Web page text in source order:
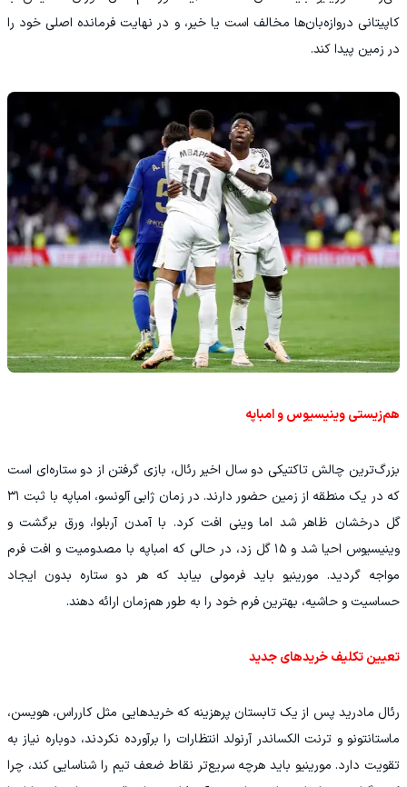
کاپیتانی دروازه‌بان‌ها مخالف است یا خیر، و در نهایت فرمانده اصلی خود را
در زمین پیدا کند.
هم‌زیستی وینیسیوس و امباپه
بزرگ‌ترین چالش تاکتیکی دو سال اخیر رئال، بازی گرفتن از دو ستاره‌ای است
که در یک منطقه از زمین حضور دارند. در زمان ژابی آلونسو، امباپه با ثبت ۳۱
گل درخشان ظاهر شد اما وینی افت کرد. با آمدن آربلوا، ورق برگشت و
وینیسیوس احیا شد و ۱۵ گل زد، در حالی که امباپه با مصدومیت و افت فرم
مواجه گردید. مورینیو باید فرمولی بیابد که هر دو ستاره بدون ایجاد
حساسیت و حاشیه، بهترین فرم خود را به طور هم‌زمان ارائه دهند.
تعیین تکلیف خریدهای جدید
رئال مادرید پس از یک تابستان پرهزینه که خریدهایی مثل کارراس، هویسن،
ماستانتونو و ترنت الکساندر آرنولد انتظارات را برآورده نکردند، دوباره نیاز به
تقویت دارد. مورینیو باید هرچه سریع‌تر نقاط ضعف تیم را شناسایی کند، چرا